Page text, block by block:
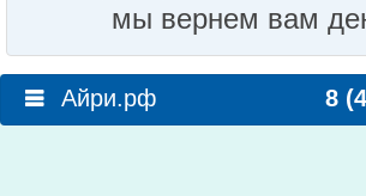
мы вернем вам
Айри.рф 8